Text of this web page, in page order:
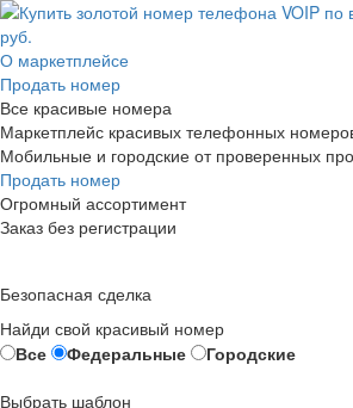
О маркетплейсе
Продать номер
Все красивые номера
Маркетплейс красивых телефонных
Мобильные и городские от проверенных
Продать номер
Огромный ассортимент
Заказ без регистрации
Безопасная сделка
Найди свой красивый номер
Все
Федеральные
Городские
Выбрать шаблон